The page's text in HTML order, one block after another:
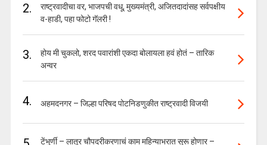
2.
राष्ट्रवादीचा वर, भाजपची वधू, मुख्यमंत्री, अजितदादांसह सर्वपक्षीय
व-हाडी, पहा फोटो गॅलरी !
3.
होय मी चुकलो, शरद पवारांशी एकदा बोलायला हवं होतं – तारिक
अन्वर
4. अहमदनगर – जिल्हा परिषद पोटनिडणुकीत राष्ट्रवादी विजयी
टेंभुर्णी – लातूर चौपदरीकरणाचं काम महिन्याभरात सुरू होणार –